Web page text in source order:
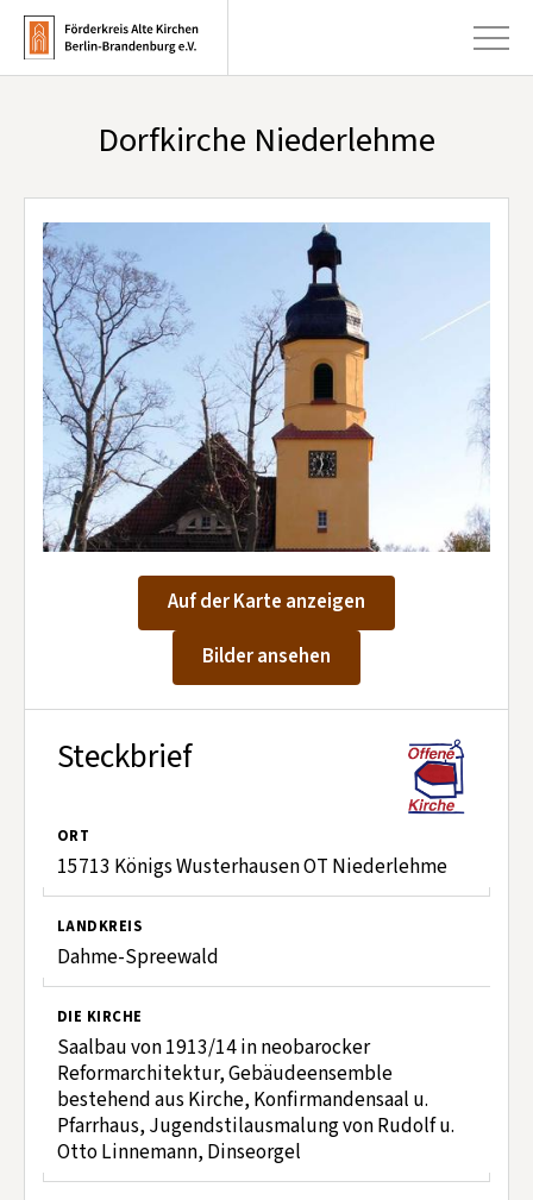
Infobrief abonnieren
Kontakt aufnehmen
Kirchen +
Publikationen
Kunst & Kultur +
Förderung & Spenden +
Über uns +
Dorfkirche Niederlehme
Auf der Karte anzeigen
Bilder ansehen
Steckbrief
ORT
15713 Königs Wusterhausen OT Niederlehme
LANDKREIS
Dahme-Spreewald
DIE KIRCHE
Saalbau von 1913/14 in neobarocker
Reformarchitektur, Gebäudeensemble
bestehend aus Kirche, Konfirmandensaal u.
Pfarrhaus, Jugendstilausmalung von Rudolf u.
Otto Linnemann, Dinseorgel